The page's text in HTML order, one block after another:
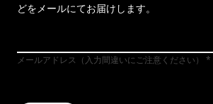
どをメールにてお届けします。
メールアドレス（入力間違いにご注意ください）